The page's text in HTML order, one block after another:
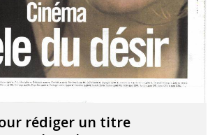
rédiger un titre